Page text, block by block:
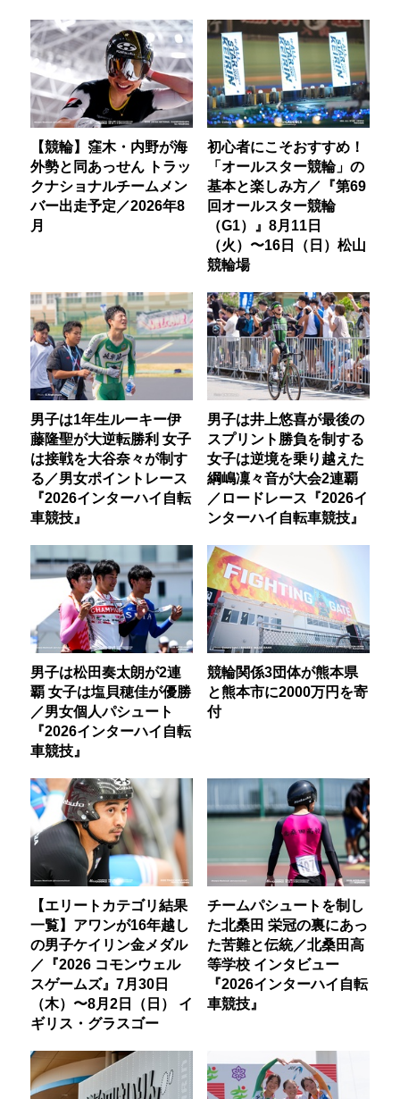
【競輪】窪木・内野が海
外勢と同あっせん トラッ
クナショナルチームメン
バー出走予定／2026年8
月
初心者にこそおすすめ！
「オールスター競輪」の
基本と楽しみ方／『第69
回オールスター競輪
（G1）』8月11日
（火）〜16日（日）松山
競輪場
男子は1年生ルーキー伊
藤隆聖が大逆転勝利 女子
は接戦を大谷奈々が制す
る／男女ポイントレース
『2026インターハイ自転
車競技』
男子は井上悠喜が最後の
スプリント勝負を制する
女子は逆境を乗り越えた
綱嶋凜々音が大会2連覇
／ロードレース『2026イ
ンターハイ自転車競技』
男子は松田奏太朗が2連
覇 女子は塩貝穂佳が優勝
／男女個人パシュート
『2026インターハイ自転
車競技』
競輪関係3団体が熊本県
と熊本市に2000万円を寄
付
【エリートカテゴリ結果
一覧】アワンが16年越し
の男子ケイリン金メダル
／『2026 コモンウェル
スゲームズ』7月30日
（木）〜8月2日（日） イ
ギリス・グラスゴー
チームパシュートを制し
た北桑田 栄冠の裏にあっ
た苦難と伝統／北桑田高
等学校 インタビュー
『2026インターハイ自転
車競技』